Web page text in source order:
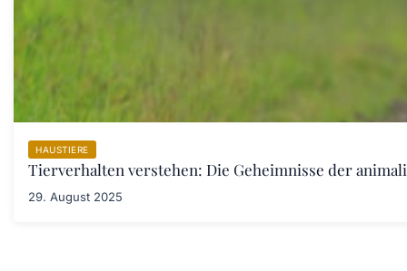
HAUSTIERE
Tierverhalten verstehen: Die Geheimnisse der
29. August 2025